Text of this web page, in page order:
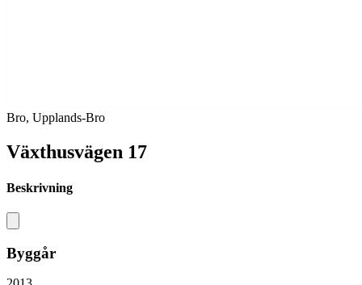
Bro, Upplands-Bro
Växthusvägen 17
Beskrivning
Byggår